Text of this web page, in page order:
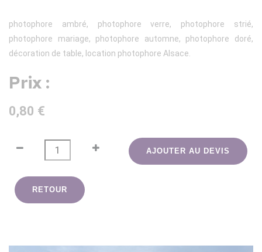
photophore ambré, photophore verre, photophore strié,
photophore mariage, photophore automne, photophore doré,
décoration de table, location photophore Alsace.
Prix :
0,80 €
AJOUTER AU DEVIS
RETOUR